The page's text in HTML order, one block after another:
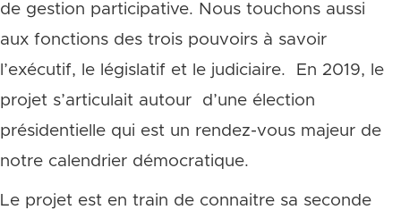
de gestion participative. Nous touchons aussi
aux fonctions des trois pouvoirs à savoir
l’exécutif, le législatif et le judiciaire. En 2019, le
projet s’articulait autour d’une élection
présidentielle qui est un rendez-vous majeur de
notre calendrier démocratique.
Le projet est en train de connaitre sa seconde